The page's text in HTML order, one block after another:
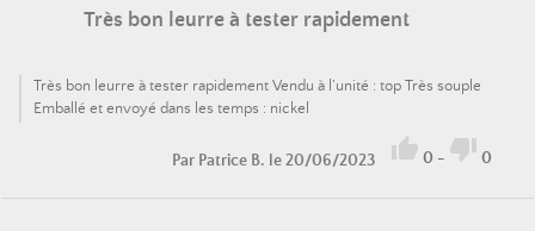
Très bon leurre à tester rapidement
Très bon leurre à tester rapidement Vendu à l’unité : top Très souple
Emballé et envoyé dans les temps : nickel
Par Patrice B. le 20/06/2023  0 -  0